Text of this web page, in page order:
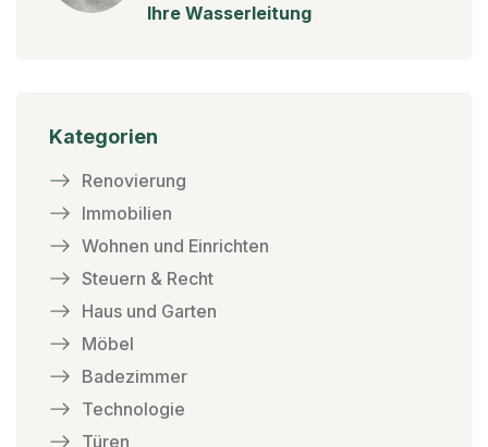
Ihre Wasserleitung
Kategorien
Renovierung
Immobilien
Wohnen und Einrichten
Steuern & Recht
Haus und Garten
Möbel
Badezimmer
Technologie
Türen